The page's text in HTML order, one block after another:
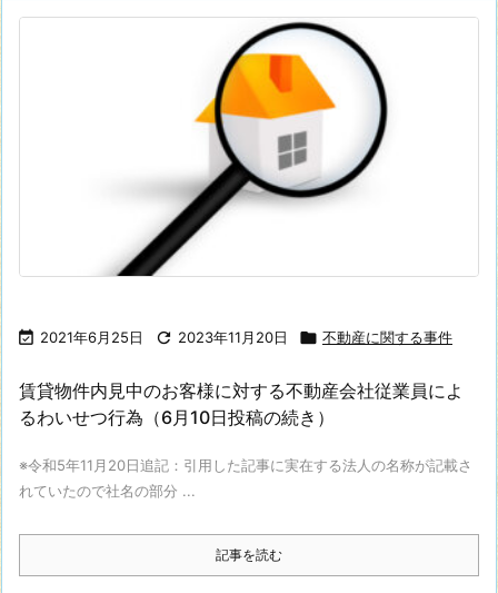
 2021年6月25日  2023年11月20日  不動産に関する事件
賃貸物件内見中のお客様に対する不動産会社従業員によ
るわいせつ行為（6月10日投稿の続き）
※令和5年11月20日追記：引用した記事に実在する法人の名称が記載さ
れていたので社名の部分 ...
記事を読む